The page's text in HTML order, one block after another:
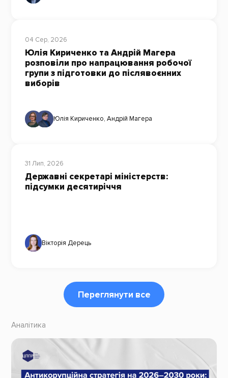
04 Сер, 2026
Юлія Кириченко та Андрій Магера
розповіли про напрацювання робочої
групи з підготовки до післявоєнних
виборів
Юлія Кириченко, Андрій Магера
31 Лип, 2026
Державні секретарі міністерств:
підсумки десятиріччя
Вікторія Дерець
Переглянути все
Аналітика